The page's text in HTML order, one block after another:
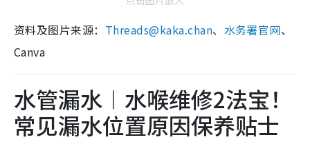
资料及图片来源： Threads@kaka.chan、 水务署官网、
Canva
水管漏水︱水喉维修2法宝！
常见漏水位置原因保养贴士